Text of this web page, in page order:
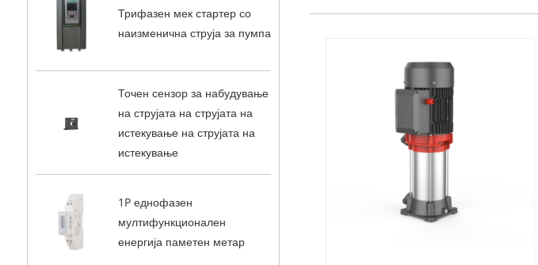
Трифазен мек стартер со
наизменична струја за пумпа
Точен сензор за набудување
на струјата на струјата на
истекување на струјата на
истекување
1P еднофазен
мултифункционален
енергија паметен метар